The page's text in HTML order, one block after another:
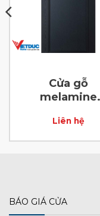
Cửa gỗ
melamine
Liên hệ
BÁO GIÁ CỬA